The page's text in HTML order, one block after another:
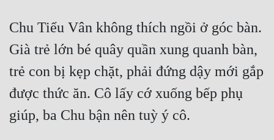
Mưu Mô
Mạt Thế
Mỹ Thực
Ngôn Tình
Ngược
Chu Tiểu Vân không thích ngồi ở góc bàn.
Già trẻ lớn bé quây quần xung quanh bàn,
trẻ con bị kẹp chặt, phải đứng dậy mới gắp
được thức ăn. Cô lấy cớ xuống bếp phụ
giúp, ba Chu bận nên tuỳ ý cô.